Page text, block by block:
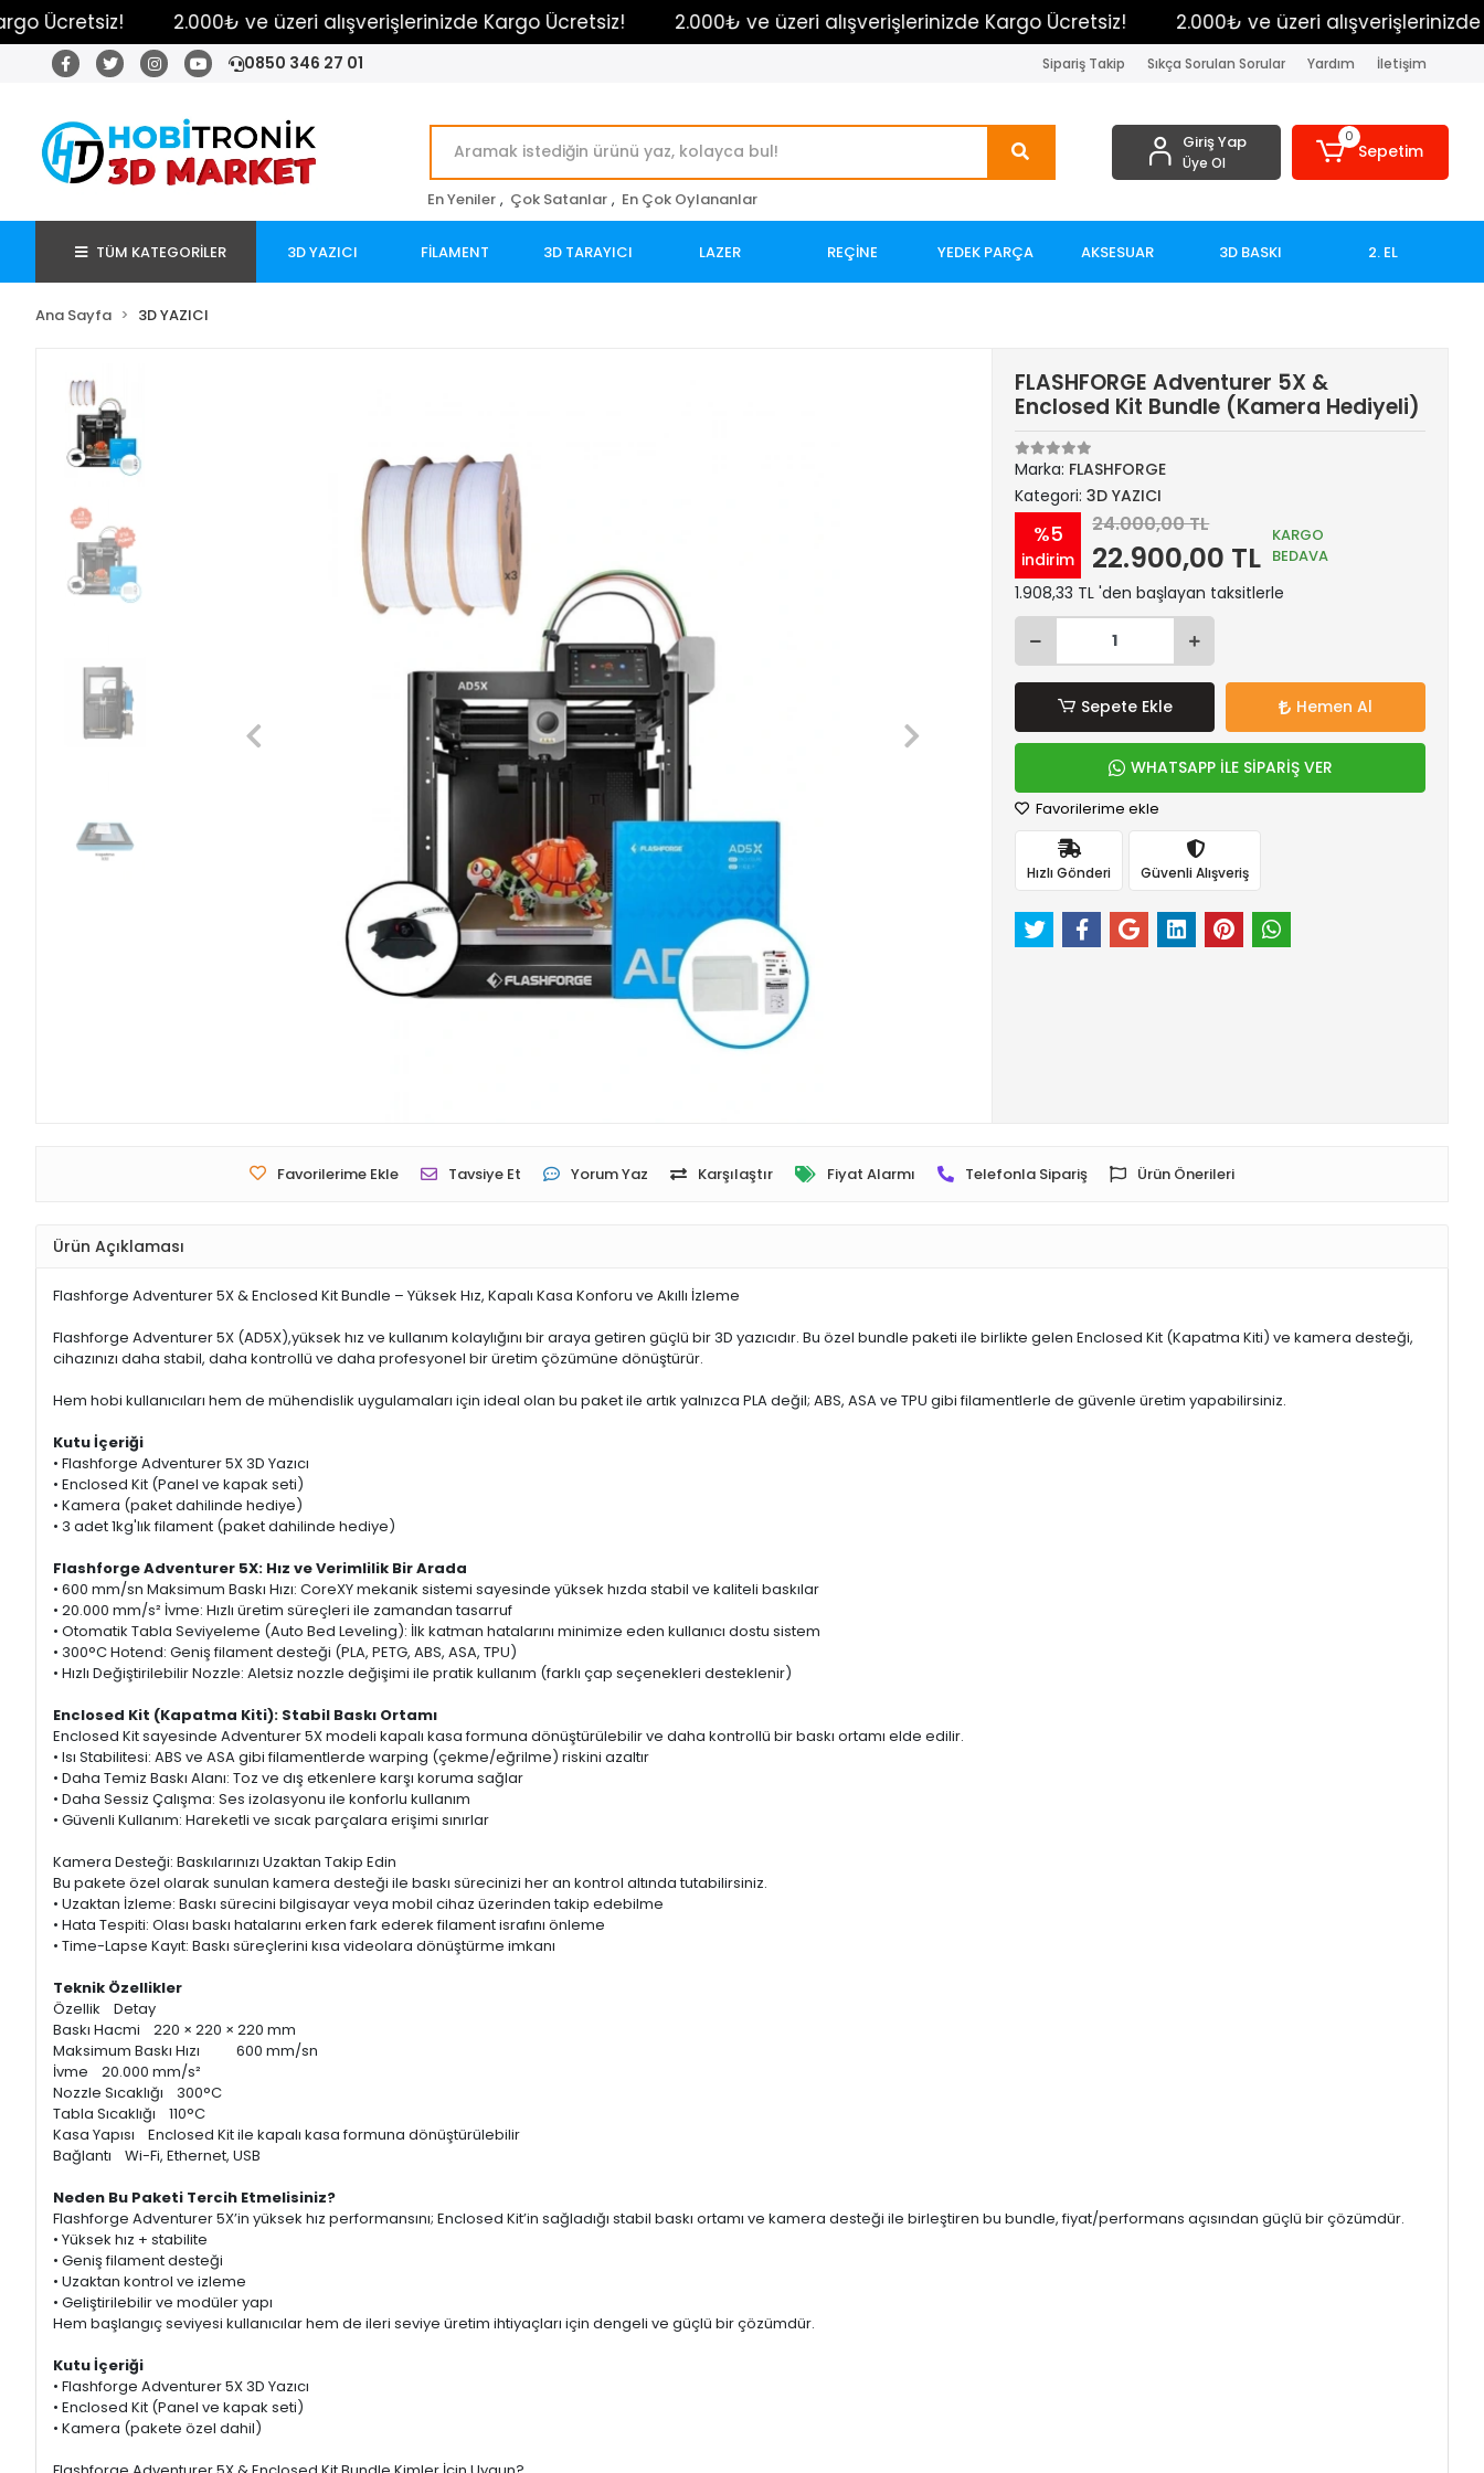
2.000₺ ve üzeri alışverişlerinizde Kargo Ücretsiz! 2.000₺ ve üzeri alışverişlerinizde Kargo Ücretsiz! 2.000₺ ve üzeri alışverişlerinizde Kargo
0850 346 27 01 Sipariş Takip Sıkça Sorulan Sorular Yardım İletişim
En Yeniler , Çok Satanlar , En Çok Oylananlar
Giriş Yap
Üye Ol
0
Sepetim
TÜM KATEGORİLER 3D YAZICI FİLAMENT 3D TARAYICI LAZER REÇİNE YEDEK PARÇA AKSESUAR 3D BASKI 2. EL
Ana Sayfa 3D YAZICI
FLASHFORGE Adventurer 5X &
Enclosed Kit Bundle (Kamera Hediyeli)
Marka: FLASHFORGE
Kategori:3D YAZICI
%5
indirim
24.000,00 TL
22.900,00 TL
KARGO
BEDAVA
1.908,33 TL 'den başlayan taksitlerle
Sepete Ekle Hemen Al
WHATSAPP İLE SİPARİŞ VER
Favorilerime ekle
Hızlı Gönderi Güvenli Alışveriş
Favorilerime Ekle Tavsiye Et Yorum Yaz Karşılaştır Fiyat Alarmı Telefonla Sipariş Ürün Önerileri
Ürün Açıklaması
Flashforge Adventurer 5X & Enclosed Kit Bundle – Yüksek Hız, Kapalı Kasa Konforu ve Akıllı İzleme
Flashforge Adventurer 5X (AD5X),yüksek hız ve kullanım kolaylığını bir araya getiren güçlü bir 3D yazıcıdır. Bu özel bundle paketi ile birlikte gelen Enclosed Kit (Kapatma Kiti) ve kamera desteği,
cihazınızı daha stabil, daha kontrollü ve daha profesyonel bir üretim çözümüne dönüştürür.
Hem hobi kullanıcıları hem de mühendislik uygulamaları için ideal olan bu paket ile artık yalnızca PLA değil; ABS, ASA ve TPU gibi filamentlerle de güvenle üretim yapabilirsiniz.
Kutu İçeriği
• Flashforge Adventurer 5X 3D Yazıcı
• Enclosed Kit (Panel ve kapak seti)
• Kamera (paket dahilinde hediye)
• 3 adet 1kg'lık filament (paket dahilinde hediye)
Flashforge Adventurer 5X: Hız ve Verimlilik Bir Arada
• 600 mm/sn Maksimum Baskı Hızı: CoreXY mekanik sistemi sayesinde yüksek hızda stabil ve kaliteli baskılar
• 20.000 mm/s² İvme: Hızlı üretim süreçleri ile zamandan tasarruf
• Otomatik Tabla Seviyeleme (Auto Bed Leveling): İlk katman hatalarını minimize eden kullanıcı dostu sistem
• 300°C Hotend: Geniş filament desteği (PLA, PETG, ABS, ASA, TPU)
• Hızlı Değiştirilebilir Nozzle: Aletsiz nozzle değişimi ile pratik kullanım (farklı çap seçenekleri desteklenir)
Enclosed Kit (Kapatma Kiti): Stabil Baskı Ortamı
Enclosed Kit sayesinde Adventurer 5X modeli kapalı kasa formuna dönüştürülebilir ve daha kontrollü bir baskı ortamı elde edilir.
• Isı Stabilitesi: ABS ve ASA gibi filamentlerde warping (çekme/eğrilme) riskini azaltır
• Daha Temiz Baskı Alanı: Toz ve dış etkenlere karşı koruma sağlar
• Daha Sessiz Çalışma: Ses izolasyonu ile konforlu kullanım
• Güvenli Kullanım: Hareketli ve sıcak parçalara erişimi sınırlar
Kamera Desteği: Baskılarınızı Uzaktan Takip Edin
Bu pakete özel olarak sunulan kamera desteği ile baskı sürecinizi her an kontrol altında tutabilirsiniz.
• Uzaktan İzleme: Baskı sürecini bilgisayar veya mobil cihaz üzerinden takip edebilme
• Hata Tespiti: Olası baskı hatalarını erken fark ederek filament israfını önleme
• Time-Lapse Kayıt: Baskı süreçlerini kısa videolara dönüştürme imkanı
Teknik Özellikler
Özellik Detay
Baskı Hacmi 220 × 220 × 220 mm
Maksimum Baskı Hızı 600 mm/sn
İvme 20.000 mm/s²
Nozzle Sıcaklığı 300°C
Tabla Sıcaklığı 110°C
Kasa Yapısı Enclosed Kit ile kapalı kasa formuna dönüştürülebilir
Bağlantı Wi-Fi, Ethernet, USB
Neden Bu Paketi Tercih Etmelisiniz?
Flashforge Adventurer 5X’in yüksek hız performansını; Enclosed Kit’in sağladığı stabil baskı ortamı ve kamera desteği ile birleştiren bu bundle, fiyat/performans açısından güçlü bir çözümdür.
• Yüksek hız + stabilite
• Geniş filament desteği
• Uzaktan kontrol ve izleme
• Geliştirilebilir ve modüler yapı
Hem başlangıç seviyesi kullanıcılar hem de ileri seviye üretim ihtiyaçları için dengeli ve güçlü bir çözümdür.
Kutu İçeriği
• Flashforge Adventurer 5X 3D Yazıcı
• Enclosed Kit (Panel ve kapak seti)
• Kamera (pakete özel dahil)